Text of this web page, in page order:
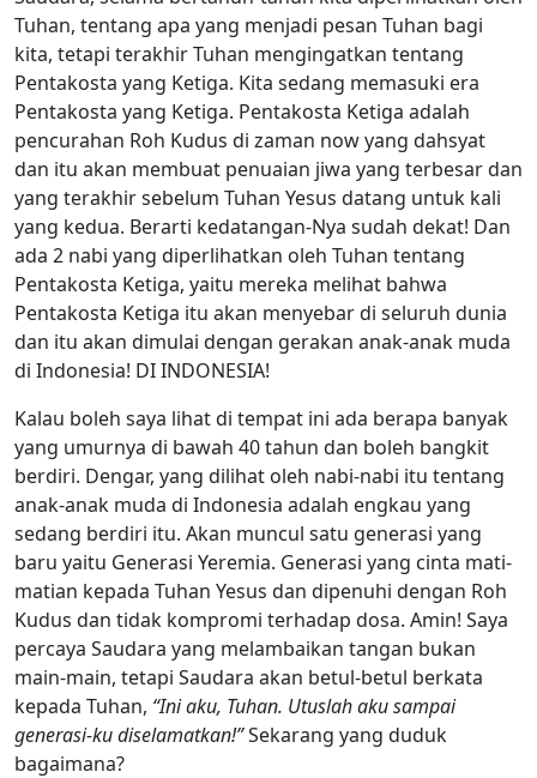
Tuhan, tentang apa yang menjadi pesan Tuhan bagi
kita, tetapi terakhir Tuhan mengingatkan tentang
Pentakosta yang Ketiga. Kita sedang memasuki era
Pentakosta yang Ketiga. Pentakosta Ketiga adalah
pencurahan Roh Kudus di zaman now yang dahsyat
dan itu akan membuat penuaian jiwa yang terbesar dan
yang terakhir sebelum Tuhan Yesus datang untuk kali
yang kedua. Berarti kedatangan-Nya sudah dekat! Dan
ada 2 nabi yang diperlihatkan oleh Tuhan tentang
Pentakosta Ketiga, yaitu mereka melihat bahwa
Pentakosta Ketiga itu akan menyebar di seluruh dunia
dan itu akan dimulai dengan gerakan anak-anak muda
di Indonesia! DI INDONESIA!
Kalau boleh saya lihat di tempat ini ada berapa banyak
yang umurnya di bawah 40 tahun dan boleh bangkit
berdiri. Dengar, yang dilihat oleh nabi-nabi itu tentang
anak-anak muda di Indonesia adalah engkau yang
sedang berdiri itu. Akan muncul satu generasi yang
baru yaitu Generasi Yeremia. Generasi yang cinta mati-
matian kepada Tuhan Yesus dan dipenuhi dengan Roh
Kudus dan tidak kompromi terhadap dosa. Amin! Saya
percaya Saudara yang melambaikan tangan bukan
main-main, tetapi Saudara akan betul-betul berkata
kepada Tuhan, “Ini aku, Tuhan. Utuslah aku sampai
generasi-ku diselamatkan!”Sekarang yang duduk
bagaimana?